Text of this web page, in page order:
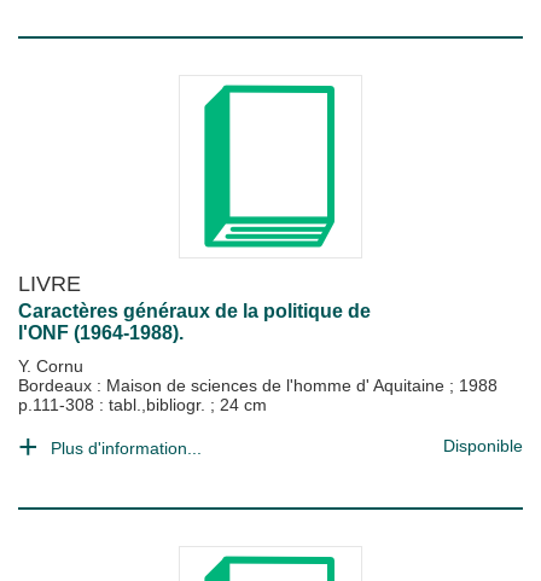
LIVRE
Caractères généraux de la politique de
l'ONF (1964-1988).
Y. Cornu
Bordeaux : Maison de sciences de l'homme d' Aquitaine ; 1988
p.111-308 : tabl.,bibliogr. ; 24 cm
Plus d'information... Disponible